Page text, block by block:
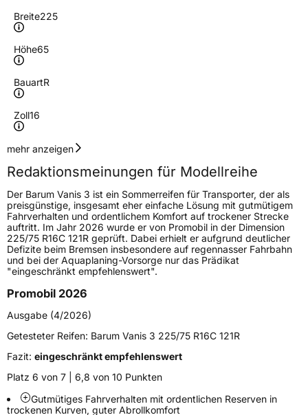
Breite225
Höhe65
BauartR
Zoll16
Geschwindigkeitsindex
Höchstgeschwindigkeit
190 km/h
Lastindex112/110
Höchstlast1120/1060 kg
Gewicht (in kg)13,557 kg
FahrzeugtypTransporter
Verwendung
Sommerreifen
Modellname Vanis 3
Fahrzeugart Transporter
mehr anzeigen
Redaktionsmeinungen für Modellreihe
Der Barum Vanis 3 ist ein Sommerreifen für Transporter, der als
preisgünstige, insgesamt eher einfache Lösung mit gutmütigem
Fahrverhalten und ordentlichem Komfort auf trockener Strecke
auftritt. Im Jahr 2026 wurde er von Promobil in der Dimension
225/75 R16C 121R geprüft. Dabei erhielt er aufgrund deutlicher
Defizite beim Bremsen insbesondere auf regennasser Fahrbahn
und bei der Aquaplaning-Vorsorge nur das Prädikat
"eingeschränkt empfehlenswert".
Promobil 2026
Ausgabe (4/2026)
Getesteter Reifen: Barum Vanis 3 225/75 R16C 121R
Fazit: eingeschränkt empfehlenswert
Platz 6 von 7 | 6,8 von 10 Punkten
Gutmütiges Fahrverhalten mit ordentlichen Reserven in
trockenen Kurven, guter Abrollkomfort